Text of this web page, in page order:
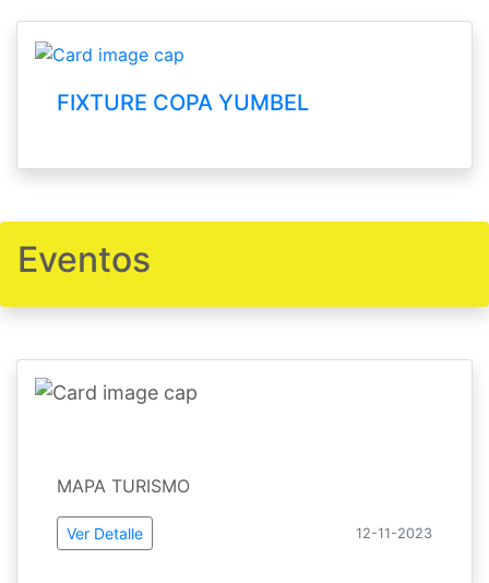
FIXTURE COPA YUMBEL
Eventos
MAPA TURISMO
Ver Detalle 12-11-2023